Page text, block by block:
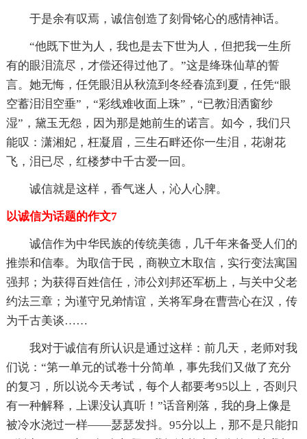
于是余有叹焉，诚信创造了刻骨铭心的感情神话。
“他既下世为人，我也是去下世为人，但把我一生所
有的眼泪流尽，才偿还得过他了。”这是绛珠仙草的誓
言。她无悔，任凭眼泪从秋流到冬经春流到夏，任凭“眼
空蓄泪泪空垂”，“彩线难收面上珠”，“已教泪洒窗纱
湿”，黛玉无怨，因为那是她前生的诺言。如今，我们只
能叹：潇湘妃，枉凝眉，三生石畔还你一生泪，花谢花
飞，泪已尽，红楼梦中千古爱一回。
诚信就是这样，香气迷人，沁人心脾。
以诚信为话题的作文7
诚信作为中华民族的传统美德，几千年来备受人们的
推崇和信奉。为取信于民，商鞅立木取信，实行变法寓国
强邦；为获得百姓信任，沛公刘邦还军枥上，与关中父老
约法三章；为谨守兄弟情谊，关将军身在曹营心在汉，传
为千古美谈……
我对于诚信有所认识是通过这样：前几天，老师对我
们说：“第一单元的试卷十分简单，事先我们又做了充分
的复习，所以说今天考试，每个人都要考95以上，否则只
有一种解释，上课没认真听！”话音刚落，我的身上像是
被冷水浇过一样——瑟瑟发抖。95分以上，那不是只能扣